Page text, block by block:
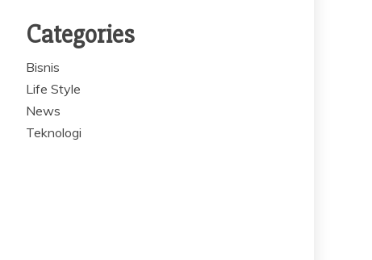
Categories
Bisnis
Life Style
News
Teknologi